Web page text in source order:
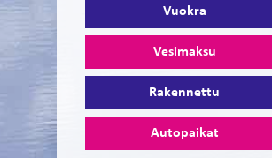
Vuokra
Vesimaksu
Rakennettu
Autopaikat